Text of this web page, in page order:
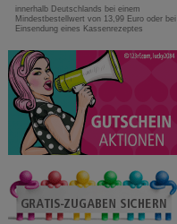
innerhalb Deutschlands bei einem
Mindestbestellwert von 13,99 Euro oder bei
Einsendung eines Kassenrezeptes